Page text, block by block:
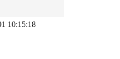
10:15:18